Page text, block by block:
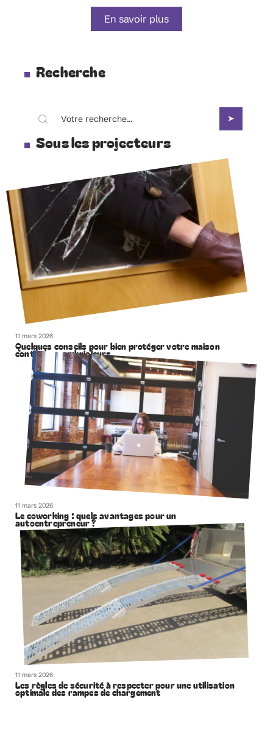
En savoir plus
Recherche
Sous les projecteurs
11 mars 2026
Quelques conseils pour bien protéger votre maison
contre les cambrioleurs
11 mars 2026
Le coworking : quels avantages pour un
autoentrepreneur ?
11 mars 2026
Les règles de sécurité à respecter pour une utilisation
optimale des rampes de chargement